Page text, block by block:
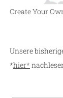
Create Your
Unsere
*hier*